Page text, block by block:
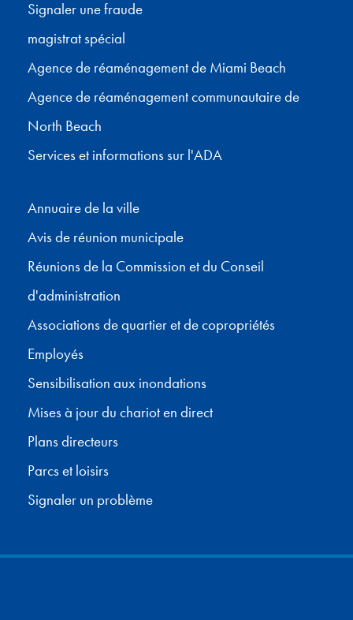
Signaler une fraude
magistrat spécial
Agence de réaménagement de Miami Beach
Agence de réaménagement communautaire de
North Beach
Services et informations sur l'ADA
Annuaire de la ville
Avis de réunion municipale
Réunions de la Commission et du Conseil
d'administration
Associations de quartier et de copropriétés
Employés
Sensibilisation aux inondations
Mises à jour du chariot en direct
Plans directeurs
Parcs et loisirs
Signaler un problème